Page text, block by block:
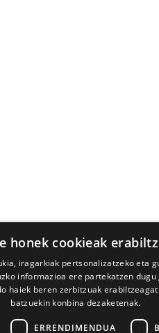
honek cookieak
iragarkiak pertsonalizatzeko eta
informazioa ere partekatzen
haiek beren zerbitzuak
batzuekin konbina dezaketenak.
ERRENDIMENDUA